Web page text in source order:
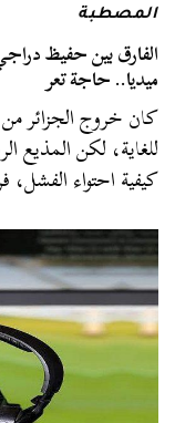
المصطبة
الفارق بين حفيظ
ميديا.. حاجة تعر
كان خروج الجزائر
للغاية، لكن المذيع
كيفية احتواء الفشل،